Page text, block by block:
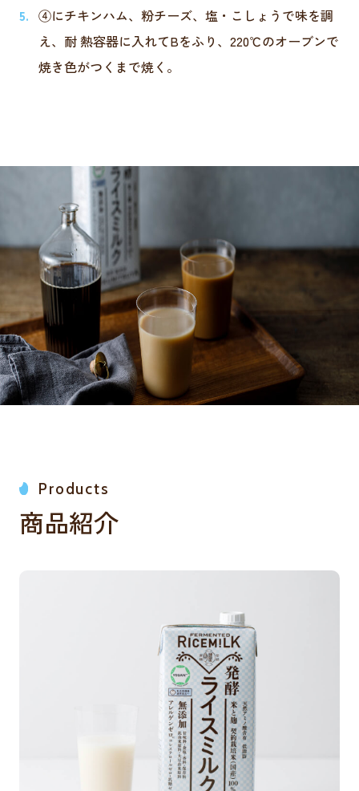
④にチキンハム、粉チーズ、塩・こしょうで味を調
え、耐 熱容器に入れてBをふり、220℃のオーブンで
焼き色がつくまで焼く。
Products
商品紹介